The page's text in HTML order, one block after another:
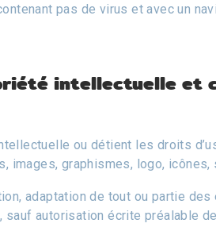
pas de virus et avec un
intellectuelle et
ou détient les droits
images, graphismes, logo, icônes,
adaptation de tout ou partie
sauf autorisation écrite préalable de